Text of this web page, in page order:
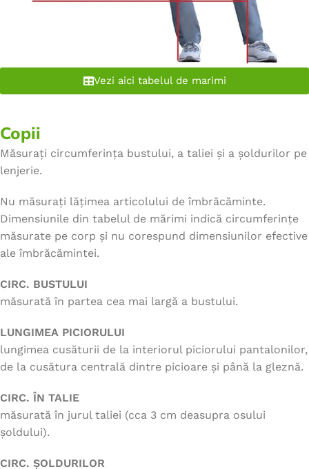
Vezi aici tabelul de marimi
Copii
Măsurați circumferința bustului, a taliei și a șoldurilor pe
lenjerie.
Nu măsurați lățimea articolului de îmbrăcăminte.
Dimensiunile din tabelul de mărimi indică circumferințe
măsurate pe corp și nu corespund dimensiunilor efective
ale îmbrăcămintei.
CIRC. BUSTULUI
măsurată în partea cea mai largă a bustului.
LUNGIMEA PICIORULUI
lungimea cusăturii de la interiorul piciorului pantalonilor,
de la cusătura centrală dintre picioare și până la gleznă.
CIRC. ÎN TALIE
măsurată în jurul taliei (cca 3 cm deasupra osului
șoldului).
CIRC. ȘOLDURILOR